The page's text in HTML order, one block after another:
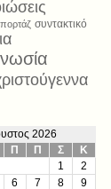
συντακτικό
2026
Π Π Σ Κ
1
2
6 7 8
9